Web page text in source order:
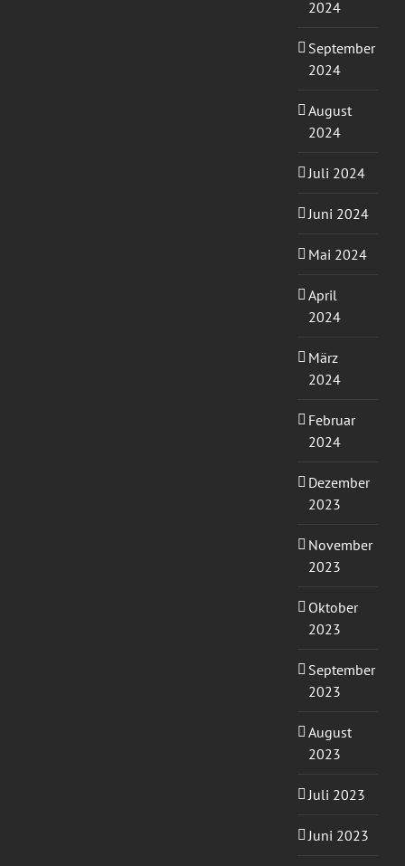
2024
September
2024
August
2024
Juli 2024
Juni 2024
Mai 2024
April
2024
März
2024
Februar
2024
Dezember
2023
November
2023
Oktober
2023
September
2023
August
2023
Juli 2023
Juni 2023